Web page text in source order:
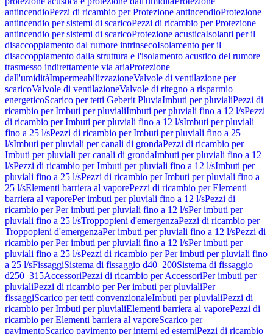
antincendioPezzi di ricambio per Protezione antincendioProtezione
antincendio per sistemi di scaricoPezzi di ricambio per Protezione
antincendio per sistemi di scaricoProtezione acusticaIsolanti per il
disaccoppiamento dal rumore intrinsecoIsolamento per il
disaccoppiamento dalla struttura e l'isolamento acustico del rumore
trasmesso indirettamente via ariaProtezione
dall'umiditàImpermeabilizzazioneValvole di ventilazione per
scaricoValvole di ventilazioneValvole di ritegno a risparmio
energeticoScarico per tetti Geberit PluviaImbuti per pluvialiPezzi di
ricambio per Imbuti per pluvialiImbuti per pluviali fino a 12 l/sPezzi
di ricambio per Imbuti per pluviali fino a 12 l/sImbuti per pluviali
fino a 25 l/sPezzi di ricambio per Imbuti per pluviali fino a 25
l/sImbuti per pluviali per canali di grondaPezzi di ricambio per
Imbuti per pluviali per canali di grondaImbuti per pluviali fino a 12
l/sPezzi di ricambio per Imbuti per pluviali fino a 12 l/sImbuti per
pluviali fino a 25 l/sPezzi di ricambio per Imbuti per pluviali fino a
25 l/sElementi barriera al vaporePezzi di ricambio per Elementi
barriera al vaporePer imbuti per pluviali fino a 12 l/sPezzi di
ricambio per Per imbuti per pluviali fino a 12 l/sPer imbuti per
pluviali fino a 25 l/sTroppopieni d'emergenzaPezzi di ricambio per
Troppopieni d'emergenzaPer imbuti per pluviali fino a 12 l/sPezzi di
ricambio per Per imbuti per pluviali fino a 12 l/sPer imbuti per
pluviali fino a 25 l/sPezzi di ricambio per Per imbuti per pluviali fino
a 25 l/sFissaggiSistema di fissaggio d40–200Sistema di fissaggio
d250–315AccessoriPezzi di ricambio per AccessoriPer imbuti per
pluvialiPezzi di ricambio per Per imbuti per pluvialiPer
fissaggiScarico per tetti convenzionaleImbuti per pluvialiPezzi di
ricambio per Imbuti per pluvialiElementi barriera al vaporePezzi di
ricambio per Elementi barriera al vaporeScarico per
pavimentoScarico pavimento per interni ed esterniPezzi di ricambio